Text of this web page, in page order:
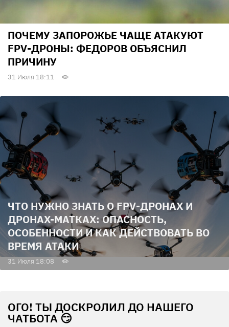
ПОЧЕМУ ЗАПОРОЖЬЕ ЧАЩЕ АТАКУЮТ
FPV-ДРОНЫ: ФЕДОРОВ ОБЪЯСНИЛ
ПРИЧИНУ
31 Июля 18:11
ЧТО НУЖНО ЗНАТЬ О FPV-ДРОНАХ И
ДРОНАХ-МАТКАХ: ОПАСНОСТЬ,
ОСОБЕННОСТИ И КАК ДЕЙСТВОВАТЬ ВО
ВРЕМЯ АТАКИ
31 Июля 18:08
ОГО! ТЫ ДОСКРОЛИЛ ДО НАШЕГО
ЧАТБОТА 😏